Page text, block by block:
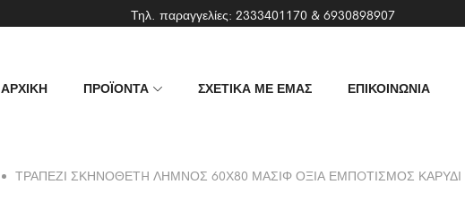
Τηλ. παραγγελίες: 2333401170& 6930898907
ΑΡΧΙΚΗ ΠΡΟΪΟΝΤΑ ΣΧΕΤΙΚΑ ΜΕ ΕΜΑΣ ΕΠΙΚΟΙΝΩΝΙΑ
ΤΡΑΠΕΖΙ ΣΚΗΝΟΘΕΤH ΛΗΜΝΟΣ 60Χ80 ΜΑΣΙΦ ΟΞΙΑ ΕΜΠOΤΙΣΜΟΣ ΚΑΡΥΔΙ